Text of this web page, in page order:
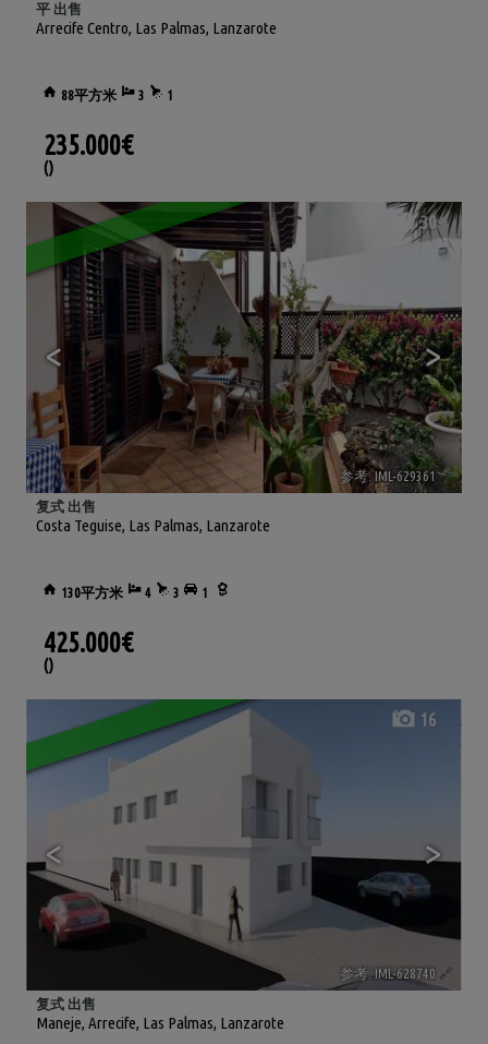
Arrecife Centro, Las Palmas, Lanzarote
平 出售
88平方米 3 1
235.000€
()
< >
30
参考. IML-629361 🔗
Costa Teguise, Las Palmas, Lanzarote
复式 出售
130平方米 4 3 1
425.000€
()
< >
16
参考. IML-628740 🔗
Maneje, Arrecife, Las Palmas, Lanzarote
复式 出售